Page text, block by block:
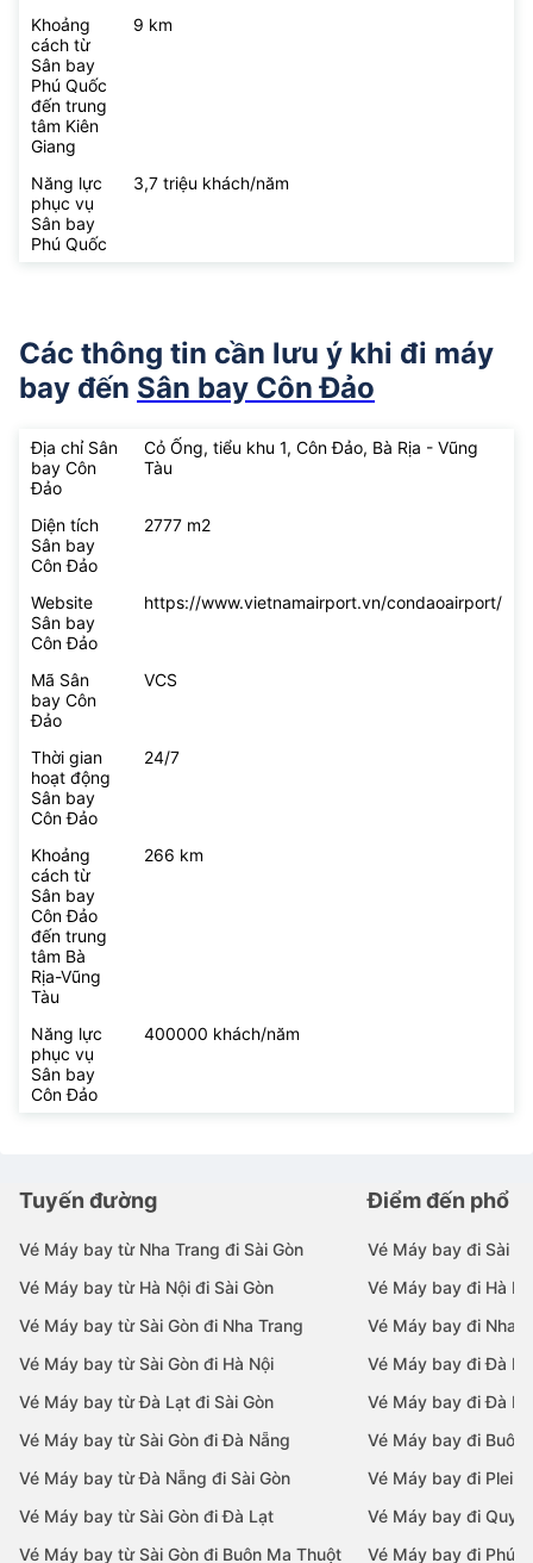
Khoảng
cách từ
Sân bay
Phú Quốc
đến trung
tâm Kiên
Giang
9 km
Năng lực
phục vụ
Sân bay
Phú Quốc
3,7 triệu khách/năm
Các thông tin cần lưu ý khi đi máy
bay đến Sân bay Côn Đảo
Địa chỉ Sân
bay Côn
Đảo
Cỏ Ống, tiểu khu 1, Côn Đảo, Bà Rịa - Vũng
Tàu
Diện tích
Sân bay
Côn Đảo
2777 m2
Website
Sân bay
Côn Đảo
https://www.vietnamairport.vn/condaoairport/
Mã Sân
bay Côn
Đảo
VCS
Thời gian
hoạt động
Sân bay
Côn Đảo
24/7
Khoảng
cách từ
Sân bay
Côn Đảo
đến trung
tâm Bà
Rịa-Vũng
Tàu
266 km
Năng lực
phục vụ
Sân bay
Côn Đảo
400000 khách/năm
Tuyến đường
Vé Máy bay từ Nha Trang đi Sài Gòn
Vé Máy bay từ Hà Nội đi Sài Gòn
Vé Máy bay từ Sài Gòn đi Nha Trang
Vé Máy bay từ Sài Gòn đi Hà Nội
Vé Máy bay từ Đà Lạt đi Sài Gòn
Vé Máy bay từ Sài Gòn đi Đà Nẵng
Vé Máy bay từ Đà Nẵng đi Sài Gòn
Vé Máy bay từ Sài Gòn đi Đà Lạt
Vé Máy bay từ Sài Gòn đi Buôn Ma Thuột
Điểm đến phổ
Vé Máy bay đi Sài
Vé Máy bay đi Hà
Vé Máy bay đi Nha
Vé Máy bay đi Đà
Vé Máy bay đi Đà
Vé Máy bay đi Buôn
Vé Máy bay đi Pleiku
Vé Máy bay đi Quy
Vé Máy bay đi Phú